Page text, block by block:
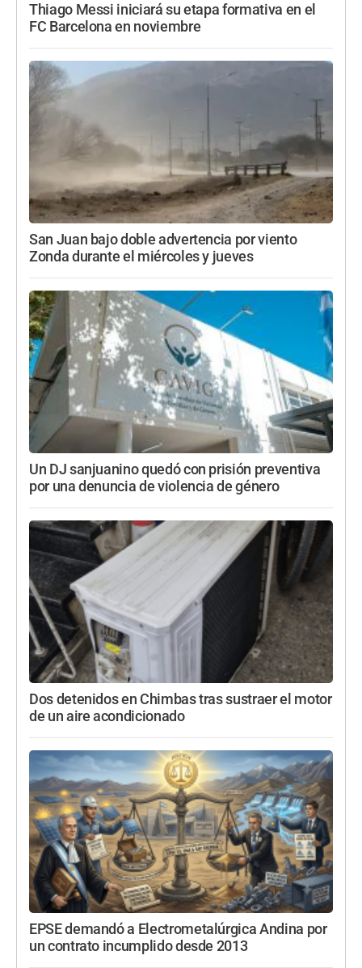
Thiago Messi iniciará su etapa formativa en el
FC Barcelona en noviembre
San Juan bajo doble advertencia por viento
Zonda durante el miércoles y jueves
Un DJ sanjuanino quedó con prisión preventiva
por una denuncia de violencia de género
Dos detenidos en Chimbas tras sustraer el motor
de un aire acondicionado
EPSE demandó a Electrometalúrgica Andina por
un contrato incumplido desde 2013